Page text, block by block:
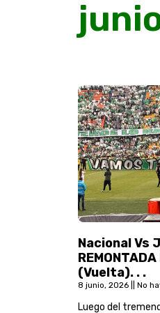
Nacional Vs
(Vuelta). . .
8 junio, 2026 No
Luego del